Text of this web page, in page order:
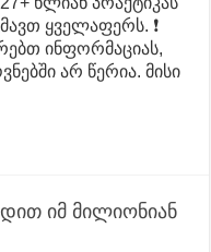
ყველაფერს. ❗
ინფორმაციას,
არ წერია. მისი
იმ მილიონიან